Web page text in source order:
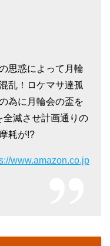
思惑によって月輪
乱！ロケマサ達孤
為に月輪会の盃を
全滅させ計画通りの
耗が!?
www.amazon.co.jp